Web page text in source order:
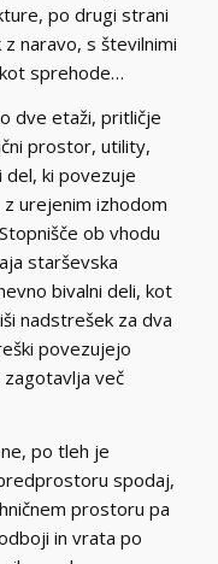
po drugi strani
naravo, s številnimi
sprehode…
dve etaži, pritličje
prostor, utility,
ki povezuje
urejenim izhodom
ob vhodu
starševska
bivalni deli, kot
nadstrešek za dva
povezujejo
več
po tleh je
spodaj,
prostoru pa
in vrata po